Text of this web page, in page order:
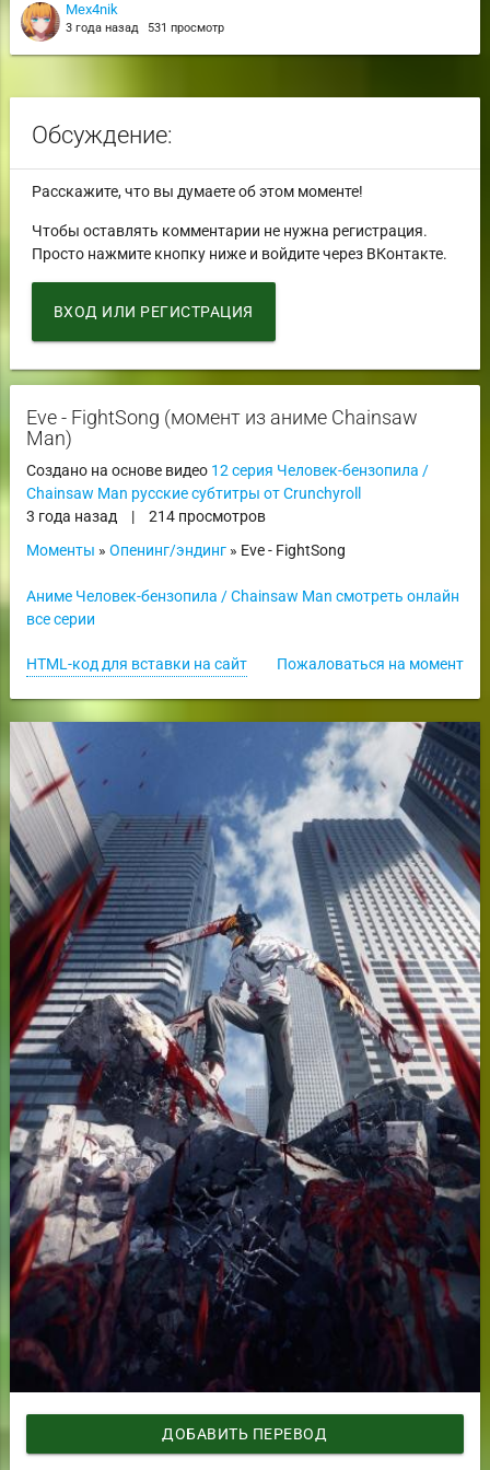
Mex4nik
3 года назад 531 просмотр
Обсуждение:
Расскажите, что вы думаете об этом моменте!
Чтобы оставлять комментарии не нужна регистрация.
Просто нажмите кнопку ниже и войдите через ВКонтакте.
ВХОД ИЛИ РЕГИСТРАЦИЯ
Eve - FightSong (момент из аниме Chainsaw
Man)
Создано на основе видео 12 серия Человек-бензопила /
Chainsaw Man русские субтитры от Crunchyroll
3 года назад
|
214 просмотров
Моменты » Опенинг/эндинг» Eve - FightSong
Аниме Человек-бензопила / Chainsaw Man смотреть онлайн
все серии
Пожаловаться на момент
HTML-код для вставки на сайт
ДОБАВИТЬ ПЕРЕВОД